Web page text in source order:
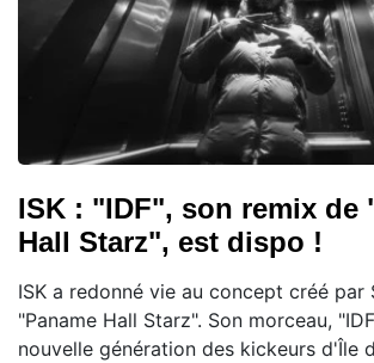
ISK : "IDF", son remix de
Hall Starz", est dispo !
ISK a redonné vie au concept créé par
"Paname Hall Starz". Son morceau,
nouvelle génération des kickeurs d'Île